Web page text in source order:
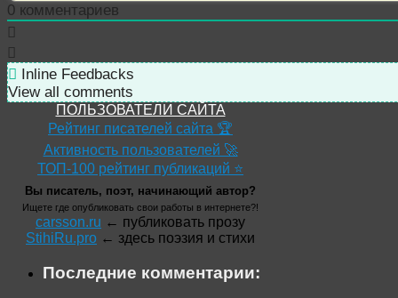
0 комментариев
Inline Feedbacks
View all comments
ПОЛЬЗОВАТЕЛИ САЙТА
Рейтинг писателей сайта 🏆
Активность пользователей 🚀
ТОП-100 рейтинг публикаций ⭐
Вы писатель, поэт, начинающий автор?
Ищете где опубликовать свои работы в интернете?!
carsson.ru ← публиковать прозу
StihiRu.pro ← здесь поэзия и стихи
Последние комментарии: